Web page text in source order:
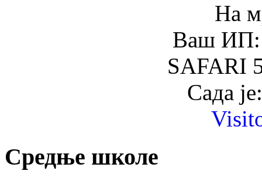
На
Ваш ИП:
SAFARI
Сада
Средње школе